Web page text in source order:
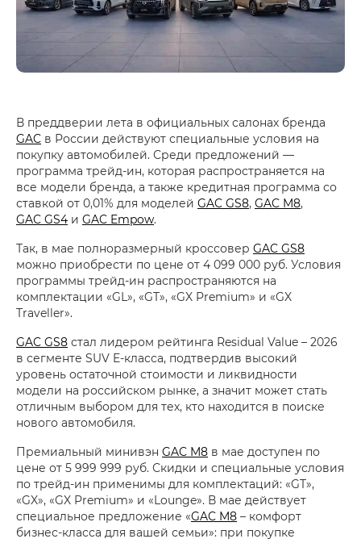
В преддверии лета в официальных салонах бренда
GAC в России действуют специальные условия на
покупку автомобилей. Среди предложений —
программа трейд-ин, которая распространяется на
все модели бренда, а также кредитная программа со
ставкой от 0,01% для моделей GAC GS8, GAC M8,
GAC GS4 и GAC Empow.
Так, в мае полноразмерный кроссовер GAC GS8
можно приобрести по цене от 4 099 000 руб. Условия
программы трейд-ин распространяются на
комплектации «GL», «GT», «GX Premium» и «GX
Traveller».
GAC GS8 стал лидером рейтинга Residual Value – 2026
в сегменте SUV E-класса, подтвердив высокий
уровень остаточной стоимости и ликвидности
модели на российском рынке, а значит может стать
отличным выбором для тех, кто находится в поиске
нового автомобиля.
Премиальный минивэн GAC M8 в мае доступен по
цене от 5 999 999 руб. Скидки и специальные условия
по трейд-ин применимы для комплектаций: «GT»,
«GX», «GX Premium» и «Lounge». В мае действует
специальное предложение «GAC M8 – комфорт
бизнес-класса для вашей семьи»: при покупке